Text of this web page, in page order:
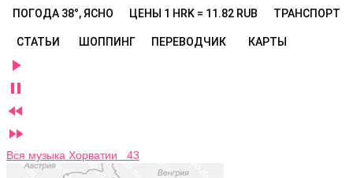
ПОГОДА 38°, ЯСНО ЦЕНЫ 1 HRK = 11.82 RUB ТРАНСПОРТ
СТАТЬИ ШОППИНГ ПЕРЕВОДЧИК КАРТЫ




Вся музыка Хорватии 43